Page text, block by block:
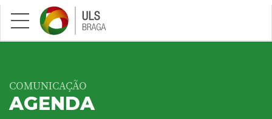
Saltar para conteúdo principal
COMUNICAÇÃO
AGENDA